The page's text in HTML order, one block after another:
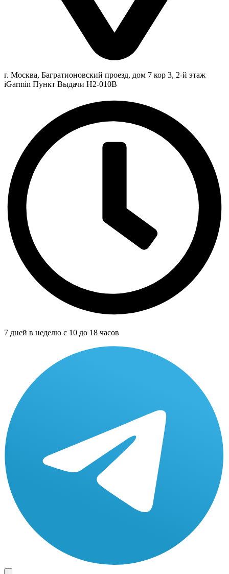
г. Москва, Багратионовский проезд, дом 7 кор 3, 2-й этаж
iGarmin Пункт Выдачи Н2-010В
7 дней в неделю с 10 до 18 часов